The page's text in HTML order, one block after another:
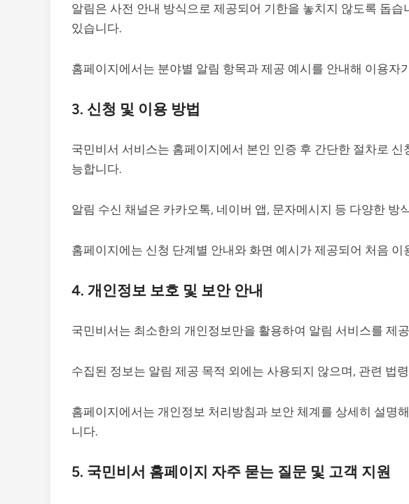
알림은 사전 안내 방식으로 제공되어 기한을 놓치지 않도록 돕
있습니다.
홈페이지에서는 분야별 알림 항목과 제공 예시를 안내해 이용자
3. 신청 및 이용 방법
국민비서 서비스는 홈페이지에서 본인 인증 후 간단한 절차로
능합니다.
알림 수신 채널은 카카오톡, 네이버 앱, 문자메시지 등 다양한 방
홈페이지에는 신청 단계별 안내와 화면 예시가 제공되어 처음
4. 개인정보 보호 및 보안 안내
국민비서는 최소한의 개인정보만을 활용하여 알림 서비스를 제
수집된 정보는 알림 제공 목적 외에는 사용되지 않으며, 관련 법
홈페이지에서는 개인정보 처리방침과 보안 체계를 상세히 설명
니다.
5. 국민비서 홈페이지 자주 묻는 질문 및 고객 지원